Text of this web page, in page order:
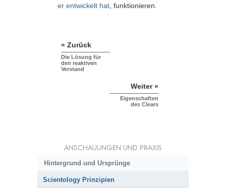
er entwickelt hat , funktionieren.
« Zurück
Die Lösung für
den reaktiven
Verstand
Weiter »
Eigenschaften
des Clears
ANSCHAUUNGEN UND PRAXIS
Hintergrund und Ursprünge
Scientology Prinzipien